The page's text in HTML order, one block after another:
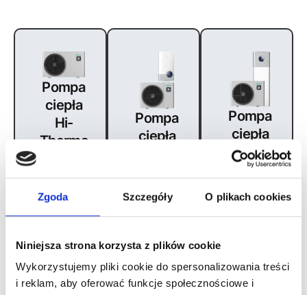
Zgoda Szczegóły O plikach cookies
Niniejsza strona korzysta z plików cookie
Wykorzystujemy pliki cookie do spersonalizowania treści
i reklam, aby oferować funkcje społecznościowe i
Pompa
ciepła
Hi-
Therma
4-16kW
Pompa
ciepła
Split, 4-
16kW
Karta
katalogowa
Pompa
ciepła
Hi-
Therma
4-8kW